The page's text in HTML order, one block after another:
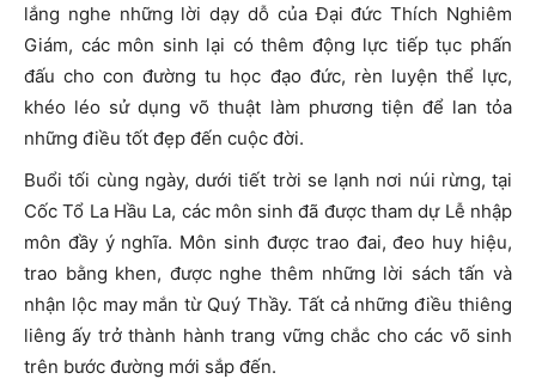
lắng nghe những lời dạy dỗ của Đại đức Thích Nghiêm
Giám, các môn sinh lại có thêm động lực tiếp tục phấn
đấu cho con đường tu học đạo đức, rèn luyện thể lực,
khéo léo sử dụng võ thuật làm phương tiện để lan tỏa
những điều tốt đẹp đến cuộc đời.
Buổi tối cùng ngày, dưới tiết trời se lạnh nơi núi rừng, tại
Cốc Tổ La Hầu La, các môn sinh đã được tham dự Lễ nhập
môn đầy ý nghĩa. Môn sinh được trao đai, đeo huy hiệu,
trao bằng khen, được nghe thêm những lời sách tấn và
nhận lộc may mắn từ Quý Thầy. Tất cả những điều thiêng
liêng ấy trở thành hành trang vững chắc cho các võ sinh
trên bước đường mới sắp đến.